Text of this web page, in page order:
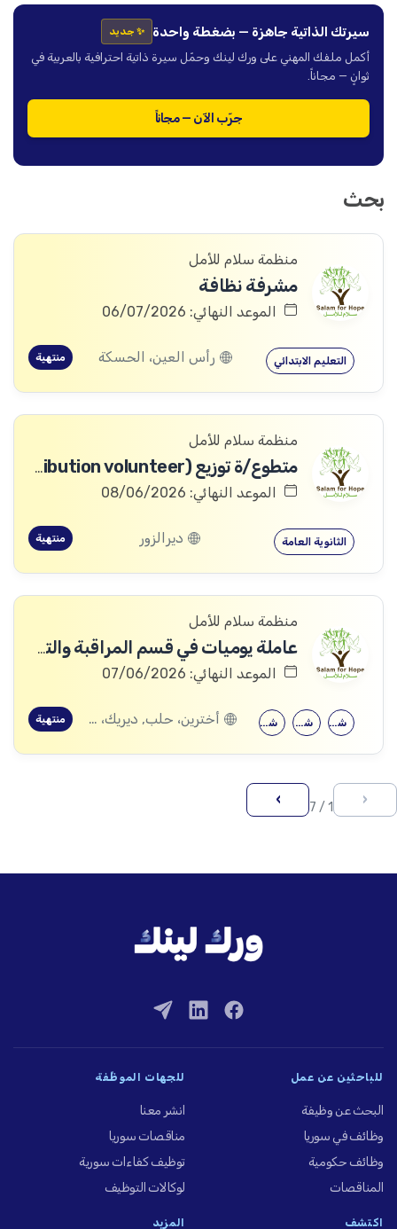
سيرتك الذاتية جاهزة — بضغطة واحدة ✨ جديد
أكمل ملفك المهني على ورك لينك وحمّل سيرة ذاتية احترافية بالعربية في
ثوانٍ — مجاناً.
جرّب الآن — مجاناً
بحث
منظمة سلام للأمل
مشرفة نظافة
الموعد النهائي: 06/07/2026
التعليم الابتدائي رأس العين، الحسكة منتهية
منظمة سلام للأمل
متطوع/ة توزيع (Distribution volunteer)
الموعد النهائي: 08/06/2026
الثانوية العامة ديرالزور منتهية
منظمة سلام للأمل
عاملة يوميات في قسم المراقبة والتقييم
الموعد النهائي: 07/06/2026
شهادة معهد شهادة جامعية شهادة معهد أخترين، حلب, ديريك، الحسكة منتهية
‹
1 / 7
›
للباحثين عن عمل
البحث عن وظيفة
وظائف في سوريا
وظائف حكومية
المناقصات
للجهات الموظِّفة
انشر معنا
مناقصات سوريا
توظيف كفاءات سورية
لوكالات التوظيف
اكتشف المزيد